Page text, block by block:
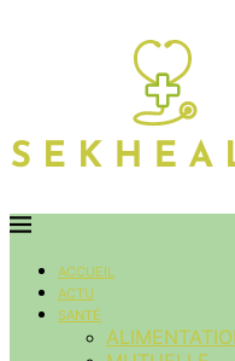
ACCUEIL
ACTU
SANTÉ